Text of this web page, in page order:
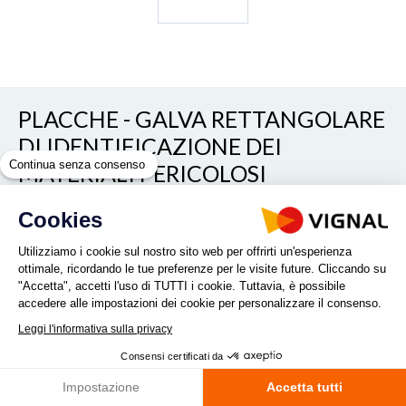
PLACCHE - GALVA RETTANGOLARE
DI IDENTIFICAZIONE DEI
MATERIALI PERICOLOSI
RIF. 80RGALSBARR
RICHIESTA PRODOTTO
Continua senza consenso
Cookies
Utilizziamo i cookie sul nostro sito web per offrirti un'esperienza
ottimale, ricordando le tue preferenze per le visite future. Cliccando su
"Accetta", accetti l'uso di TUTTI i cookie. Tuttavia, è possibile
accedere alle impostazioni dei cookie per personalizzare il consenso.
Leggi l'informativa sulla privacy
Consensi certificati da
Impostazione Accetta tutti